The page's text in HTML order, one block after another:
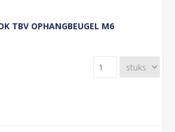
TBV OPHANGBEUGEL M6